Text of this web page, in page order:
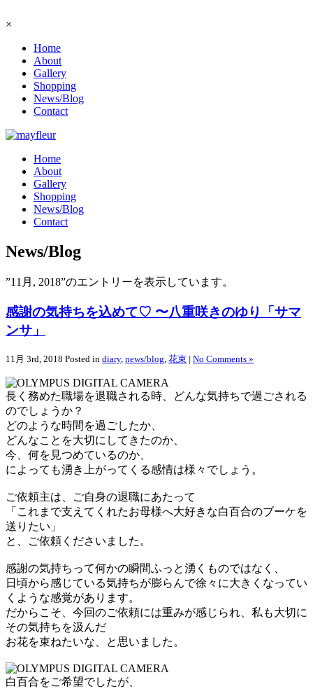
×
Home
About
Gallery
Shopping
News/Blog
Contact
Home
About
Gallery
Shopping
News/Blog
Contact
News/Blog
”11月, 2018”のエントリーを表示しています。
感謝の気持ちを込めて♡ 〜八重咲きのゆり「サマ
ンサ」
11月 3rd, 2018 Posted in diary, news/blog, 花束 | No Comments »
長く務めた職場を退職される時、どんな気持ちで過ごされる
のでしょうか？
どのような時間を過ごしたか、
どんなことを大切にしてきたのか、
今、何を見つめているのか、
によっても湧き上がってくる感情は様々でしょう。
ご依頼主は、ご自身の退職にあたって
「これまで支えてくれたお母様へ大好きな白百合のブーケを
送りたい」
と、ご依頼くださいました。
感謝の気持ちって何かの瞬間ふっと湧くものではなく、
日頃から感じている気持ちが膨らんで徐々に大きくなってい
くような感覚があります。
だからこそ、今回のご依頼には重みが感じられ、私も大切に
その気持ちを汲んだ
お花を束ねたいな、と思いました。
白百合をご希望でしたが、